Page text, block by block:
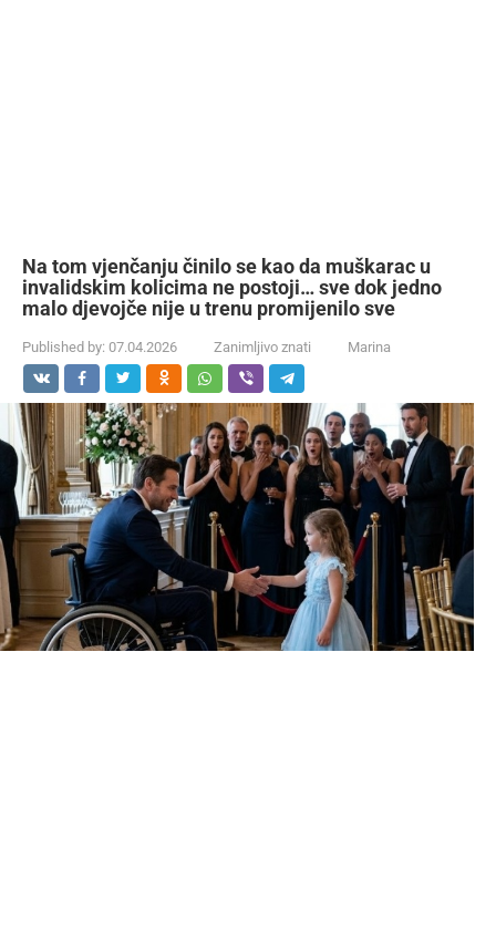
Na tom vjenčanju činilo se kao da muškarac u
invalidskim kolicima ne postoji… sve dok jedno
malo djevojče nije u trenu promijenilo sve
Published by: 07.04.2026 Zanimljivo znati Marina